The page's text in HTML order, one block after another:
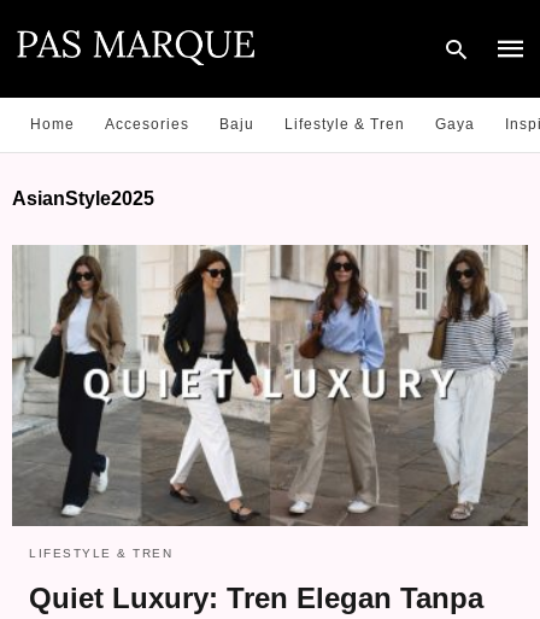
and
Home Accesories Baju Lifestyle & Tren Gaya
AsianStyle2025
LIFESTYLE & TREN
Quiet Luxury: Tren Elegan Tanpa